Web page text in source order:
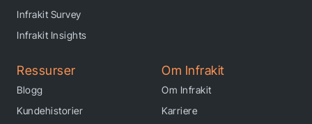
Infrakit Survey
Infrakit Insights
Ressurser
Blogg
Kundehistorier
Om Infrakit
Om Infrakit
Karriere